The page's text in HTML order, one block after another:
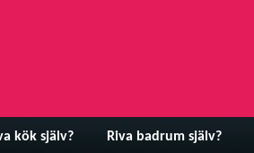
kök själv? Riva badrum själv?